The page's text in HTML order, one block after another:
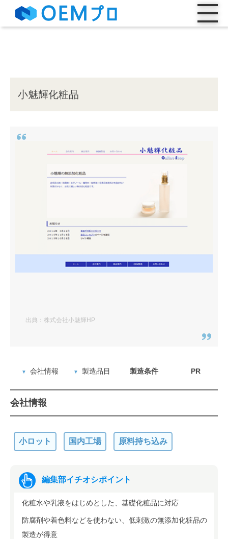
小魅輝化粧品
出典：株式会社小魅輝HP
会社情報 製造品目 製造条件 PR
会社情報
小ロット 国内工場 原料持ち込み
編集部イチオシポイント
化粧水や乳液をはじめとした、基礎化粧品に対応
防腐剤や着色料などを使わない、低刺激の無添加化粧品の
製造が得意